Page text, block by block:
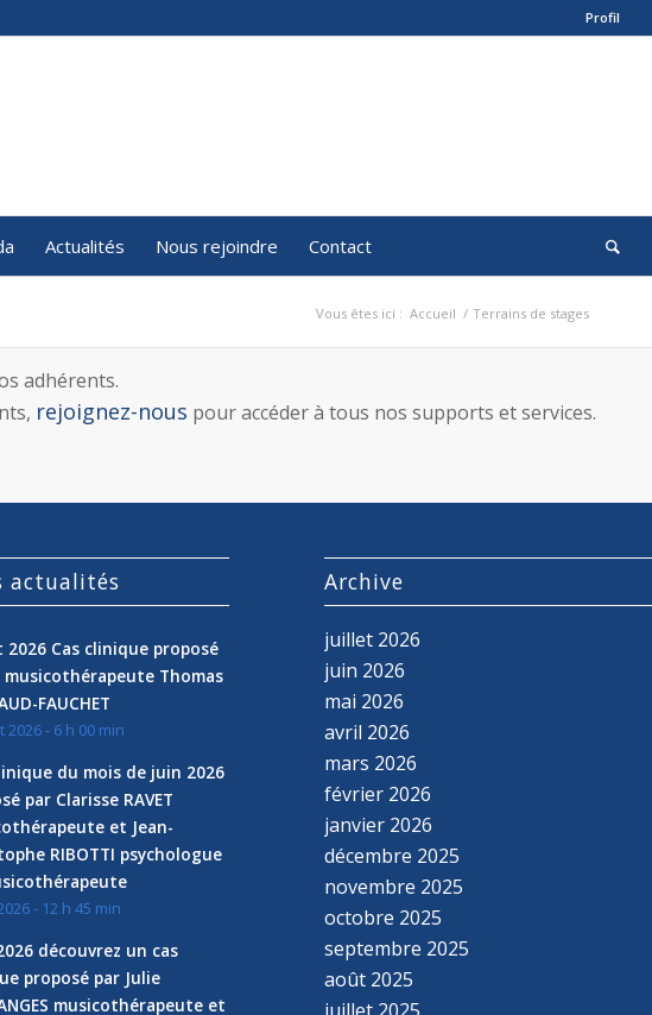
Profil
Actualités Nous rejoindre Contact
Vous êtes ici : Accueil / Terrains de stages
adhérents.
rejoignez-nous pour accéder à tous nos supports et services.
actualités
2026 Cas clinique proposé
musicothérapeute Thomas
FAUCHET
2026 - 6 h 00 min
du mois de juin 2026
par Clarisse RAVET
et Jean-
RIBOTTI psychologue
- 12 h 45 min
découvrez un cas
proposé par Julie
musicothérapeute et
Archive
juillet 2026
juin 2026
mai 2026
avril 2026
mars 2026
février 2026
janvier 2026
décembre 2025
novembre 2025
octobre 2025
septembre 2025
août 2025